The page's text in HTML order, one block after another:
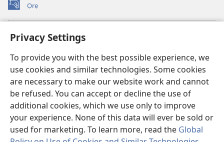
Privacy Settings
To provide you with the best possible experience, we
use cookies and similar technologies. Some cookies
are necessary to make our website work and cannot
be refused. You can accept or decline the use of
additional cookies, which we use only to improve
your experience. None of this data will ever be sold or
used for marketing. To learn more, read the Global
Ọrẹ
(opens
new
ÀKÁ ÌWÉ ORÍ ÍŃTÁNẸ́Ẹ̀TÌ TI Watchtower™
(opens
window)JW Hub
(opens
new
window)JW Library
Watchtower Library ®